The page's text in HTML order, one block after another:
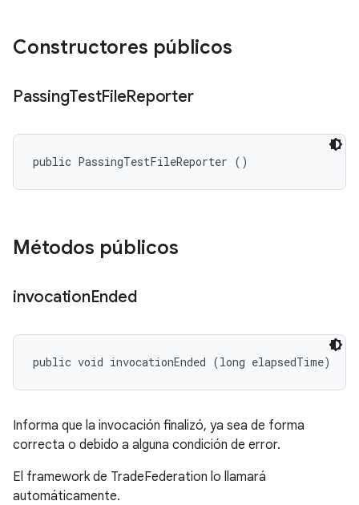
Constructores públicos
PassingTestFileReporter
public PassingTestFileReporter ()
Métodos públicos
invocationEnded
public void invocationEnded (long elapsedTime)
Informa que la invocación finalizó, ya sea de forma
correcta o debido a alguna condición de error.
El framework de TradeFederation lo llamará
automáticamente.